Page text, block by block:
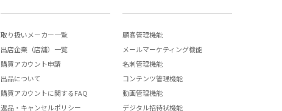
取り扱いメーカー一覧
出店企業（店舗）一覧
購買アカウント申請
出品について
購買アカウントに関するFAQ
返品・キャンセルポリシー
顧客管理機能
メールマーケティング機能
名刺管理機能
コンテンツ管理機能
動画管理機能
デジタル招待状機能